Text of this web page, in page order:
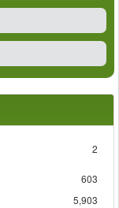
2
603
5,903